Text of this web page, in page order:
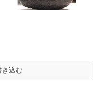
き込む